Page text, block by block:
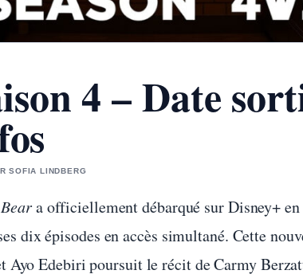
4 – Date
SOFIA LINDBERG
a officiellement débarqué sur Disney+
dix épisodes en accès simultané. Cette
Edebiri poursuit le récit de Carmy